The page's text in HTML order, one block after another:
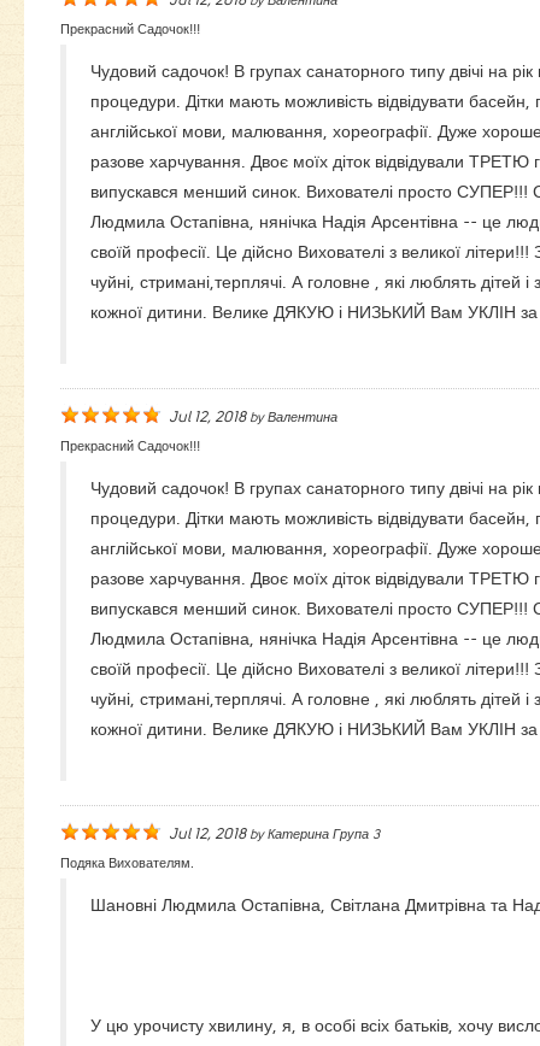
Прекрасний Садочок!!!
Чудовий садочок! В групах санаторного типу двічі на
процедури. Дітки мають можливість відвідувати басейн,
англійської мови, малювання, хореографії. Дуже
разове харчування. Двоє моїх діток відвідували ТРЕТЮ
випускався менший синок. Вихователі просто СУПЕР!!!
Людмила Остапівна, нянічка Надія Арсентівна -- це
своїй професії. Це дійсно Вихователі з великої літери!!!
чуйні, стримані,терплячі. А головне , які люблять дітей і
кожної дитини. Велике ДЯКУЮ і НИЗЬКИЙ Вам УКЛІН
Jul 12, 2018byВалентина
Прекрасний Садочок!!!
Чудовий садочок! В групах санаторного типу двічі на
процедури. Дітки мають можливість відвідувати басейн,
англійської мови, малювання, хореографії. Дуже
разове харчування. Двоє моїх діток відвідували ТРЕТЮ
випускався менший синок. Вихователі просто СУПЕР!!!
Людмила Остапівна, нянічка Надія Арсентівна -- це
своїй професії. Це дійсно Вихователі з великої літери!!!
чуйні, стримані,терплячі. А головне , які люблять дітей і
кожної дитини. Велике ДЯКУЮ і НИЗЬКИЙ Вам УКЛІН
Jul 12, 2018byКатерина Група 3
Подяка Вихователям.
Шановні Людмила Остапівна, Світлана Дмитрівна та
У цю урочисту хвилину, я, в особі всіх батьків, хочу